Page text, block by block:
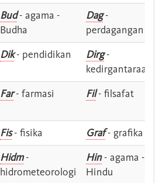
Bud- agama -
Budha
Dag-
perdagangan
Dik- pendidikan Dirg-
kedirgantaraan
Far- farmasi Fil- filsafat
Fis- fisika Graf- grafika
Hidm-
hidrometeorologi
Hin- agama -
Hindu